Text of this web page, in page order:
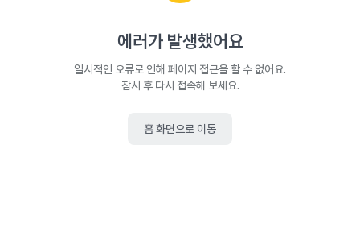
에러가 발생했어요
일시적인 오류로 인해 페이지 접근을 할 수 없어요.
잠시 후 다시 접속해 보세요.
홈 화면으로 이동